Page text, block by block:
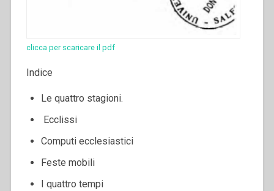
clicca per scaricare il pdf
Indice
Le quattro stagioni.
Ecclissi
Computi ecclesiastici
Feste mobili
I quattro tempi